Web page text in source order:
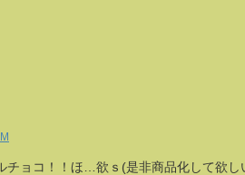
チョコ！！ほ…欲ｓ(是非商品化して欲し